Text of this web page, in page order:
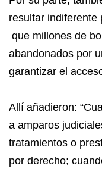
resultar indiferente
que millones de
abandonados por
garantizar el
Allí añadieron:
a amparos
tratamientos o
por derecho;